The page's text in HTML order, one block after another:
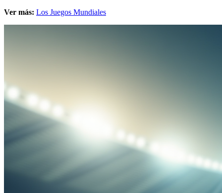
Ver más: Los Juegos Mundiales